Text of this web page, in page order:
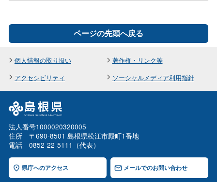
ページの先頭へ戻る
個人情報の取り扱い
著作権・リンク等
アクセシビリティ
ソーシャルメディア利用指針
法人番号1000020320005
住所 〒690-8501 島根県松江市殿町1番地
電話 0852-22-5111（代表）
県庁へのアクセス メールでのお問い合わせ